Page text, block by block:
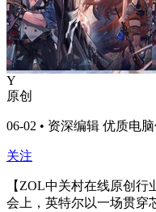
Y
原创
06-02 • 资深编辑 优质电
关注
【ZOL中关村在线原创行
会上，英特尔以一场贯穿